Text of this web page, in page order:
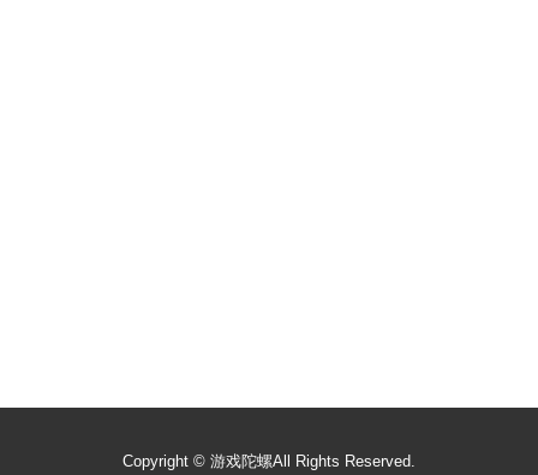
Copyright © 游戏陀螺All Rights Reserved.